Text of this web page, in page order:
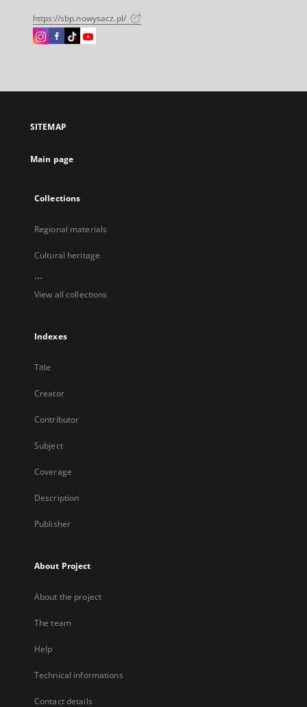
https://sbp.nowysacz.pl/
Instagram
open
new
Facebook
open
new
Instagram
open
new
Instagram
open
SITEMAP
Main page
Collections
Regional materials
Cultural heritage
...
View all collections
Indexes
Title
Creator
Contributor
Subject
Coverage
Description
Publisher
About Project
About the project
The team
Help
Technical informations
Contact details